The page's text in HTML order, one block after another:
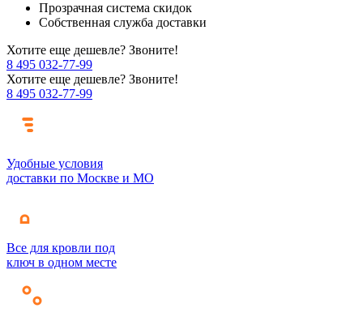
Прозрачная система скидок
Собственная служба доставки
Хотите еще дешевле? Звоните!
8 495 032-77-99
Хотите еще дешевле? Звоните!
8 495 032-77-99
Удобные условия
доставки по Москве и МО
Все для кровли под
ключ в одном месте